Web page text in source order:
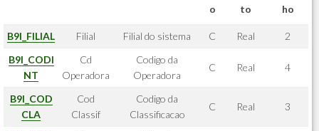
o
to
ho
B9I_FILIAL Filial Filial do sistema C Real
2
B9I_CODI
NT
Cd
Operadora
Codigo da
Operadora
C Real 4
B9I_COD
CLA
Cod
Classif
Codigo da
Classificacao
C Real 3